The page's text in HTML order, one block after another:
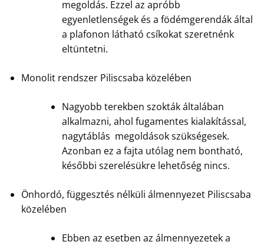
megoldás. Ezzel az apróbb
egyenletlenségek és a födémgerendák által
a plafonon látható csíkokat szeretnénk
eltüntetni.
Monolit rendszer Piliscsaba közelében
Nagyobb terekben szokták általában
alkalmazni, ahol fugamentes kialakítással,
nagytáblás megoldások szükségesek.
Azonban ez a fajta utólag nem bontható,
későbbi szerelésükre lehetőség nincs.
Önhordó, függesztés nélküli álmennyezet Piliscsaba
közelében
Ebben az esetben az álmennyezetek a